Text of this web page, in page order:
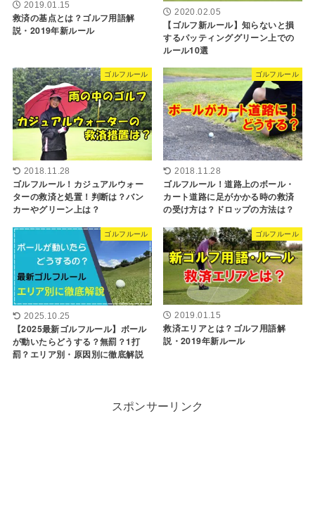
2019.01.15
救済の基点とは？ゴルフ用語解
説・2019年新ルール
2020.02.05
【ゴルフ新ルール】知らないと損
するパッティンググリーン上での
ルール10選
ゴルフルール
2018.11.28
ゴルフルール！カジュアルウォー
ターの救済と処置！判断は？バン
カーやグリーン上は？
ゴルフルール
2018.11.28
ゴルフルール！道路上のボール・
カート道路に足がかかる時の救済
の受け方は？ドロップの方法は？
ゴルフルール
2025.10.25
【2025最新ゴルフルール】ボール
が動いたらどうする？無罰？1打
罰？エリア別・原因別に徹底解説
ゴルフルール
2019.01.15
救済エリアとは？ゴルフ用語解
説・2019年新ルール
スポンサーリンク